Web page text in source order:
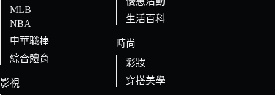
MLB
NBA
中華職棒
綜合體育
影視
生活百科
時尚
彩妝
穿搭美學